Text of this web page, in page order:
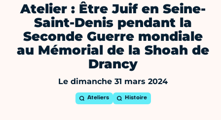
Atelier : Être Juif en Seine-
Saint-Denis pendant la
Seconde Guerre mondiale
au Mémorial de la Shoah de
Drancy
Le dimanche 31 mars 2024
Ateliers Histoire